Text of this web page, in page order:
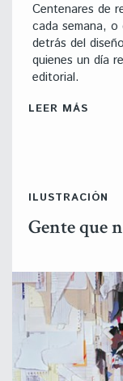
Centenares de
cada semana,
detrás del
quienes un día
editorial.
LEER MÁS
ILUSTRACIÓN
Gente que